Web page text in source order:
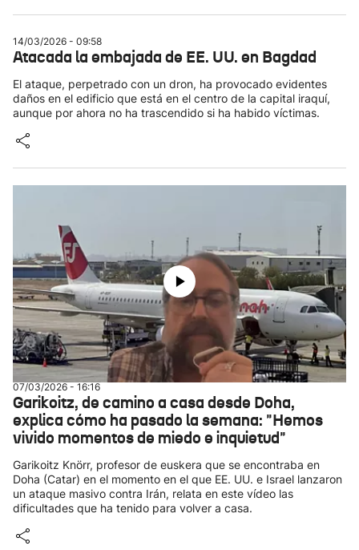
14/03/2026 - 09:58
Atacada la embajada de EE. UU. en Bagdad
El ataque, perpetrado con un dron, ha provocado evidentes
daños en el edificio que está en el centro de la capital iraquí,
aunque por ahora no ha trascendido si ha habido víctimas.
07/03/2026 - 16:16
Garikoitz, de camino a casa desde Doha,
explica cómo ha pasado la semana: "Hemos
vivido momentos de miedo e inquietud"
Garikoitz Knörr, profesor de euskera que se encontraba en
Doha (Catar) en el momento en el que EE. UU. e Israel lanzaron
un ataque masivo contra Irán, relata en este vídeo las
dificultades que ha tenido para volver a casa.